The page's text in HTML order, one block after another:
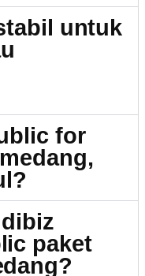
untuk
for
paket